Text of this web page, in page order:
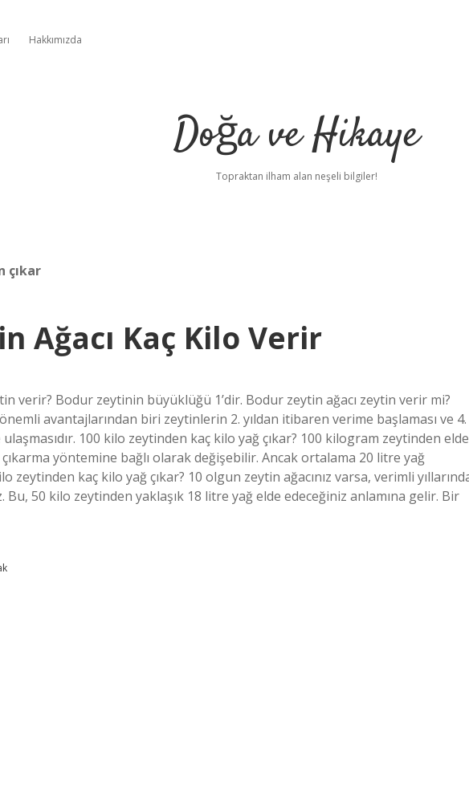
Hakkımızda
Doğa ve Hikaye
Topraktan ilham alan neşeli bilgiler!
çıkar
Ağacı Kaç Kilo Verir
verir? Bodur zeytinin büyüklüğü 1’dir. Bodur zeytin ağacı zeytin verir mi?
avantajlarından biri zeytinlerin 2. yıldan itibaren verime başlaması ve 4.
100 kilo zeytinden kaç kilo yağ çıkar? 100 kilogram zeytinden elde
yöntemine bağlı olarak değişebilir. Ancak ortalama 20 litre yağ
zeytinden kaç kilo yağ çıkar? 10 olgun zeytin ağacınız varsa, verimli
Bu, 50 kilo zeytinden yaklaşık 18 litre yağ elde edeceğiniz anlamına gelir. Bir